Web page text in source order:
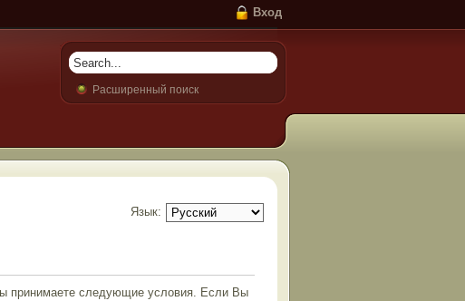
Вход
Расширенный поиск
Язык:
принимаете следующие условия. Если Вы